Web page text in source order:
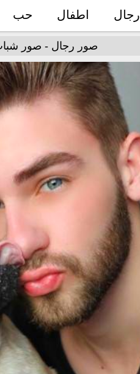
رجال اطفال حب
صور رجال - صور